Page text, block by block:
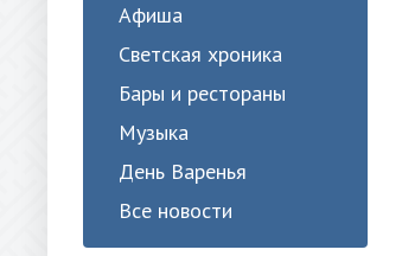
Афиша
Светская хроника
Бары и рестораны
Музыка
День Варенья
Все новости